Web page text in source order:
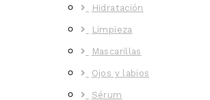
Hidratación
Limpieza
Mascarillas
Ojos y labios
Sérum